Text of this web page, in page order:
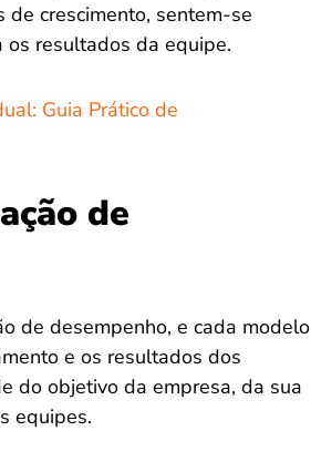
de crescimento, sentem-se
os resultados da equipe.
Guia Prático de
de
de desempenho, e cada modelo
e os resultados dos
do objetivo da empresa, da sua
equipes.